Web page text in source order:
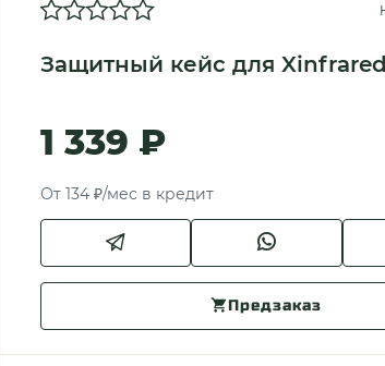
Защитный кейс для
1 339 ₽
От 134 ₽/мес в кредит
Предзаказ